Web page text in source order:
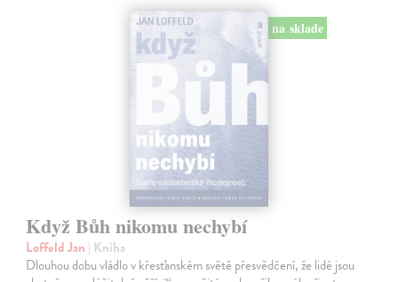
na sklade
Když Bůh nikomu nechybí
Loffeld Jan | Kniha
Dlouhou dobu vládlo v křesťanském světě přesvědčení, že lidé jsou